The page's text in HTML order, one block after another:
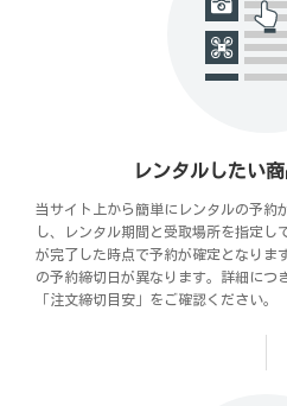
レンタルしたい
当サイト上から簡単にレンタルの予約
し、レンタル期間と受取場所を指定し
が完了した時点で予約が確定となりま
の予約締切日が異なります。詳細につ
「注文締切目安」をご確認ください。